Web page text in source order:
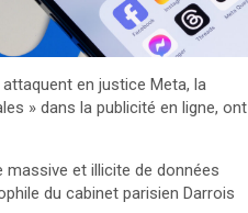
en justice Meta, la
» dans la publicité en ligne, ont
massive et illicite de données
du cabinet parisien Darrois